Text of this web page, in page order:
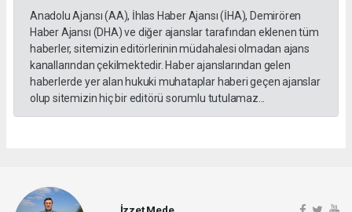
Anadolu Ajansı (AA), İhlas Haber Ajansı (İHA), Demirören
Haber Ajansı (DHA) ve diğer ajanslar tarafından eklenen tüm
haberler, sitemizin editörlerinin müdahalesi olmadan ajans
kanallarından çekilmektedir. Haber ajanslarından gelen
haberlerde yer alan hukuki muhataplar haberi geçen ajanslar
olup sitemizin hiç bir editörü sorumlu tutulamaz...